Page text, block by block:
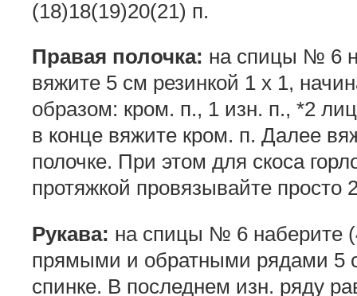
(18)18(19)20(21) п.
Правая полочка: на спицы № 6
вяжите 5 см резинкой 1 x 1,
образом: кром. п., 1 изн. п., *2
в конце вяжите кром. п. Далее
полочке. При этом для скоса
протяжкой провязывайте просто
Рукава: на спицы № 6 наберите
прямыми и обратными рядами 5
спинке. В последнем изн. ряду